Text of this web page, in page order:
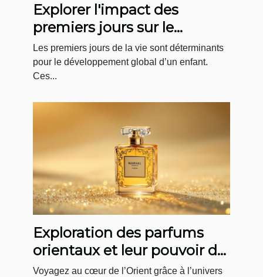
Explorer l'impact des
premiers jours sur le
développement infantile
Les premiers jours de la vie sont déterminants
pour le développement global d’un enfant.
Ces...
Exploration des parfums
orientaux et leur pouvoir de
séduction mystérieuse
Voyagez au cœur de l’Orient grâce à l’univers